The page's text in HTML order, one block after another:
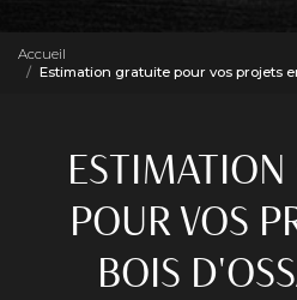
Accueil
Estimation gratuite pour vos projets
ESTIMATION
POUR VOS
BOIS